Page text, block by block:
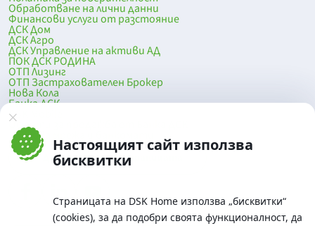
Настоящият сайт използва
бисквитки
Страницата на DSK Home използва „бисквитки“
(cookies), за да подобри своята функционалност, да
Обработване на лични данни
Финансови услуги от разстояние
ДСК Дом
ДСК Агро
ДСК Управление на активи АД
ПОК ДСК РОДИНА
ОТП Лизинг
ОТП Застрахователен Брокер
Нова Кола
Банка ДСК
DSK Mobile
Оферти за продажба от Банка ДСК
Клонова мрежа и банкомати
До началото на страницата